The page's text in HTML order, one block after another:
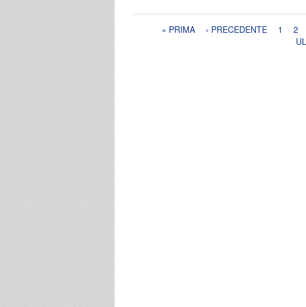
Pagine« PRIMA ‹ PRECEDENTE 1 2